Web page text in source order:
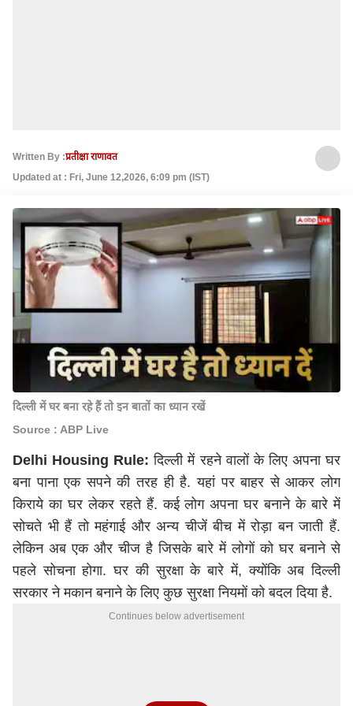
Written By :प्रतीक्षा राणावत
Updated at : Fri, June 12,2026, 6:09 pm (IST)
दिल्ली में घर बना रहे हैं तो इन बातों का ध्यान रखें
Source : ABP Live
Delhi Housing Rule: दिल्ली में रहने वालों के लिए अपना घर
बना पाना एक सपने की तरह ही है. यहां पर बाहर से आकर लोग
किराये का घर लेकर रहते हैं. कई लोग अपना घर बनाने के बारे में
सोचते भी हैं तो महंगाई और अन्य चीजें बीच में रोड़ा बन जाती हैं.
लेकिन अब एक और चीज है जिसके बारे में लोगों को घर बनाने से
पहले सोचना होगा. घर की सुरक्षा के बारे में, क्योंकि अब दिल्ली
सरकार ने मकान बनाने के लिए कुछ सुरक्षा नियमों को बदल दिया है.
Continues below advertisement